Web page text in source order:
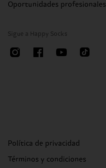
Oportunidades profesionales
Sigue a Happy Socks
Política de privacidad
Términos y condiciones